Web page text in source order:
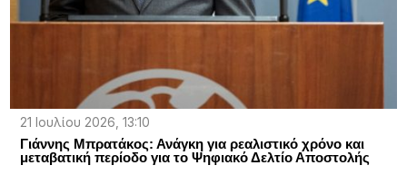
21 Ιουλίου 2026, 13:10
Γιάννης Μπρατάκος: Ανάγκη για ρεαλιστικό χρόνο και
μεταβατική περίοδο για το Ψηφιακό Δελτίο Αποστολής